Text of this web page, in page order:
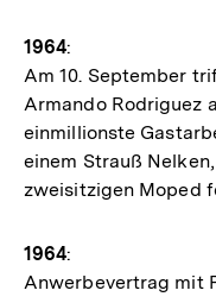
1964:
Am 10. September
Armando Rodriguez
einmillionste
einem Strauß
zweisitzigen Moped
1964:
Anwerbevertrag mit